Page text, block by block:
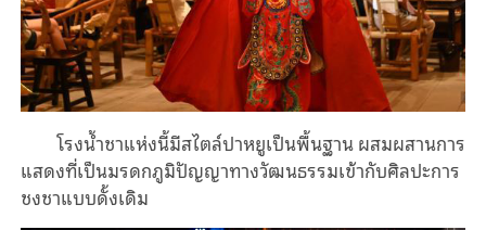
โรงน้ำชาแห่งนี้มีสไตล์ปาหยูเป็นพื้นฐาน ผสมผสานการ
แสดงที่เป็นมรดกภูมิปัญญาทางวัฒนธรรมเข้ากับศิลปะการ
ชงชาแบบดั้งเดิม